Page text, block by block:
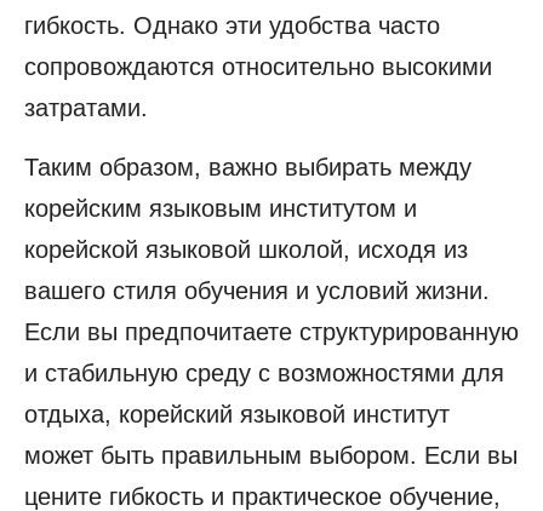
гибкость. Однако эти удобства часто
сопровождаются относительно высокими
затратами.
Таким образом, важно выбирать между
корейским языковым институтом и
корейской языковой школой, исходя из
вашего стиля обучения и условий жизни.
Если вы предпочитаете структурированную
и стабильную среду с возможностями для
отдыха, корейский языковой институт
может быть правильным выбором. Если вы
цените гибкость и практическое обучение,